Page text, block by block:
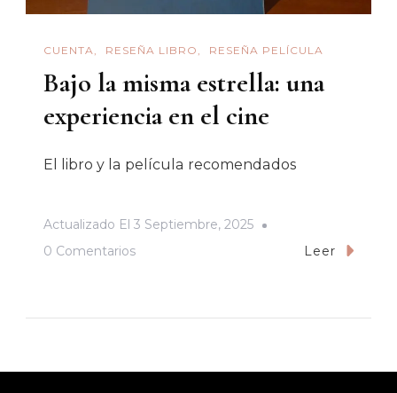
CUENTA RESEÑA LIBRO RESEÑA PELÍCULA
Bajo la misma estrella: una
experiencia en el cine
El libro y la película recomendados
Actualizado El 3 Septiembre, 2025
0 ComentariosEn
Leer